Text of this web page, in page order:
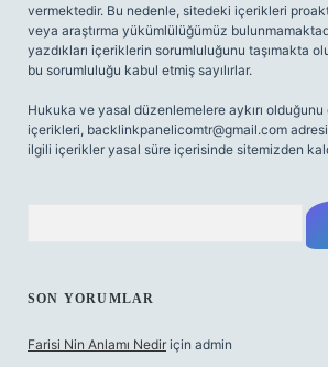
vermektedir. Bu nedenle, sitedeki içerikleri
veya araştırma yükümlülüğümüz
yazdıkları içeriklerin sorumluluğunu taşımakta
bu sorumluluğu kabul etmiş sayılırlar.
Hukuka ve yasal düzenlemelere aykırı
içerikleri, backlinkpanelicomtr@gmail.com
ilgili içerikler yasal süre içerisinde sitemizden
SON YORUMLAR
Farisi Nin Anlamı Nedir için admin